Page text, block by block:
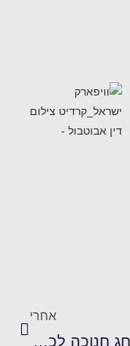
אחרי
אירועי חג חנוכה לכל המשפחה 2021